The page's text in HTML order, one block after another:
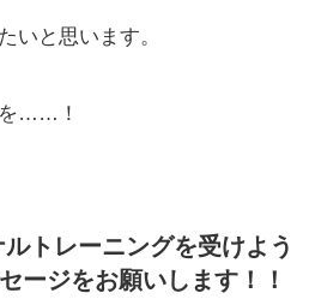
いと思います。
を……！
トレーニングを受けよう
ージをお願いします！！